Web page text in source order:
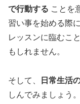
で行動する ことを
習い事を始める際
レッスンに臨むこ
もしれません。
そして、 日常生活
しんでみましょう